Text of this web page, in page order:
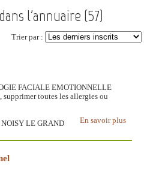
l'annuaire (57)
Trier par :
FACIALE EMOTIONNELLE
supprimer toutes les allergies ou
En savoir plus
LE GRAND